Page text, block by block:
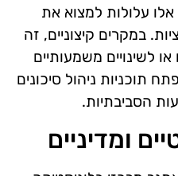
עלולות למצוא את
במקרים קיצוניים, זה
לשינויים משמעותיים
תוכניות ניהול סיכונים
הסביבתיות.
ומדיניים